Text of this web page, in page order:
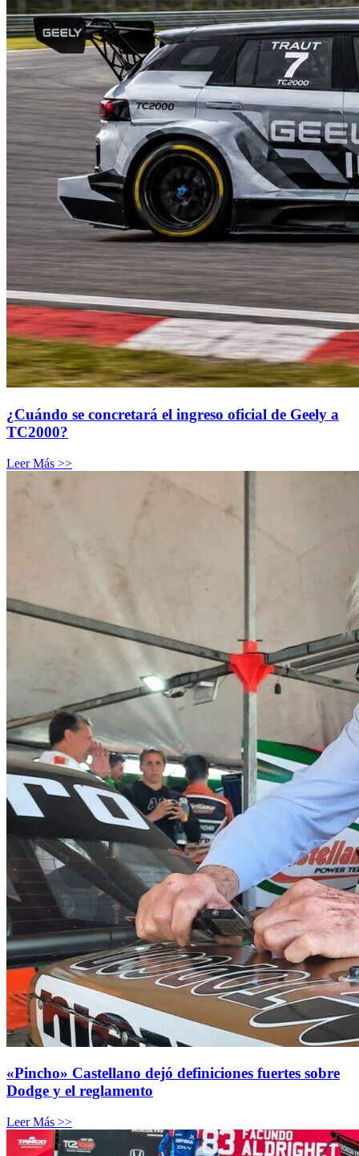
¿Cuándo se concretará el ingreso oficial de Geely a
TC2000?
Leer Más >>
«Pincho» Castellano dejó definiciones fuertes sobre
Dodge y el reglamento
Leer Más >>